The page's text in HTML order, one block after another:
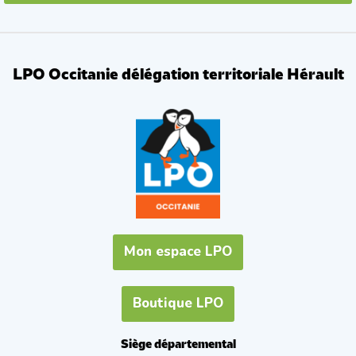
LPO Occitanie délégation territoriale Hérault
Mon espace LPO
Boutique LPO
Siège départemental